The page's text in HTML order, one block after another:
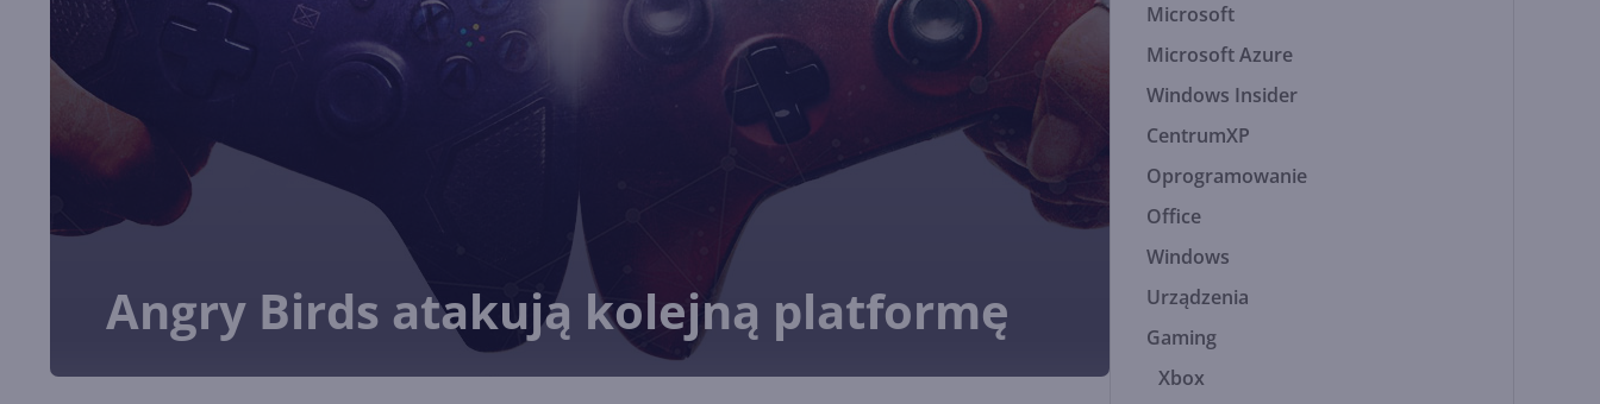
Angry Birds atakują kolejną platformę
Microsoft
Microsoft Azure
Windows Insider
CentrumXP
Oprogramowanie
Office
Windows
Urządzenia
Gaming
Xbox